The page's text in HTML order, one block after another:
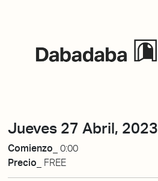
Jueves 27 Abril, 2023
Comienzo_ 0:00
Precio_
FREE